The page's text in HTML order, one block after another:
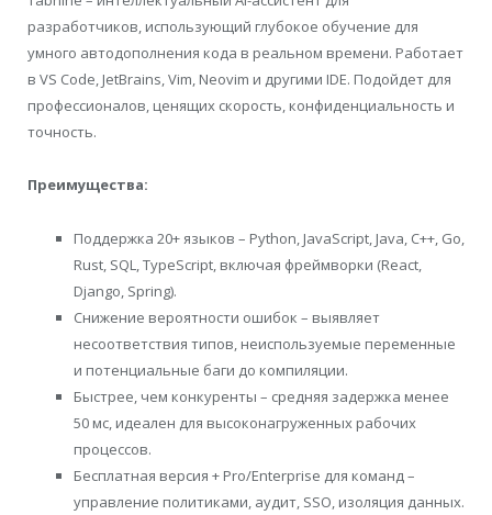
разработчиков, использующий глубокое обучение для
умного автодополнения кода в реальном времени. Работает
в VS Code, JetBrains, Vim, Neovim и другими IDE. Подойдет для
профессионалов, ценящих скорость, конфиденциальность и
точность.
Преимущества:
Поддержка 20+ языков – Python, JavaScript, Java, C++, Go,
Rust, SQL, TypeScript, включая фреймворки (React,
Django, Spring).
Снижение вероятности ошибок – выявляет
несоответствия типов, неиспользуемые переменные
и потенциальные баги до компиляции.
Быстрее, чем конкуренты – средняя задержка менее
50 мс, идеален для высоконагруженных рабочих
процессов.
Бесплатная версия + Pro/Enterprise для команд –
управление политиками, аудит, SSO, изоляция данных.